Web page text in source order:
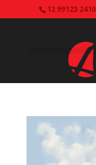
12 99123 2410